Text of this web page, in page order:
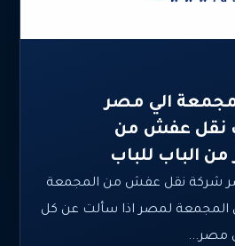
الي مصر
مكتب نقل عفش من
الباب للباب
شركة نقل عفش من المجمعة
لمصر اذا سألت عن كل
مصر...